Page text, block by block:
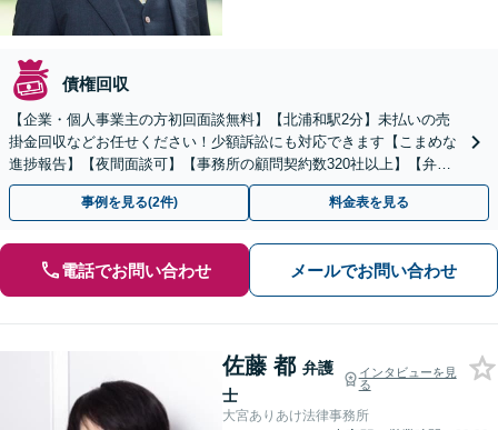
債権回収
【企業・個人事業主の方初回面談無料】【北浦和駅2分】未払いの売
掛金回収などお任せください！少額訴訟にも対応できます【こまめな
進捗報告】【夜間面談可】【事務所の顧問契約数320社以上】【弁護
士6人在籍&専門家顧問がフルサポート】
事例を見る(2件) 料金表を見る
電話でお問い合わせ メールでお問い合わせ
佐藤 都 弁護
士
インタビューを見
る
大宮ありあけ法律事務所